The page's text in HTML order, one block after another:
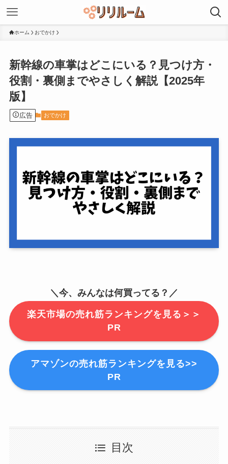
ホーム おでかけ
新幹線の車掌はどこにいる？見つけ方・
役割・裏側までやさしく解説【2025年
版】
広告 おでかけ
＼今、みんなは何買ってる？／
楽天市場の売れ筋ランキングを見る＞＞
PR
アマゾンの売れ筋ランキングを見る>>
PR
目次